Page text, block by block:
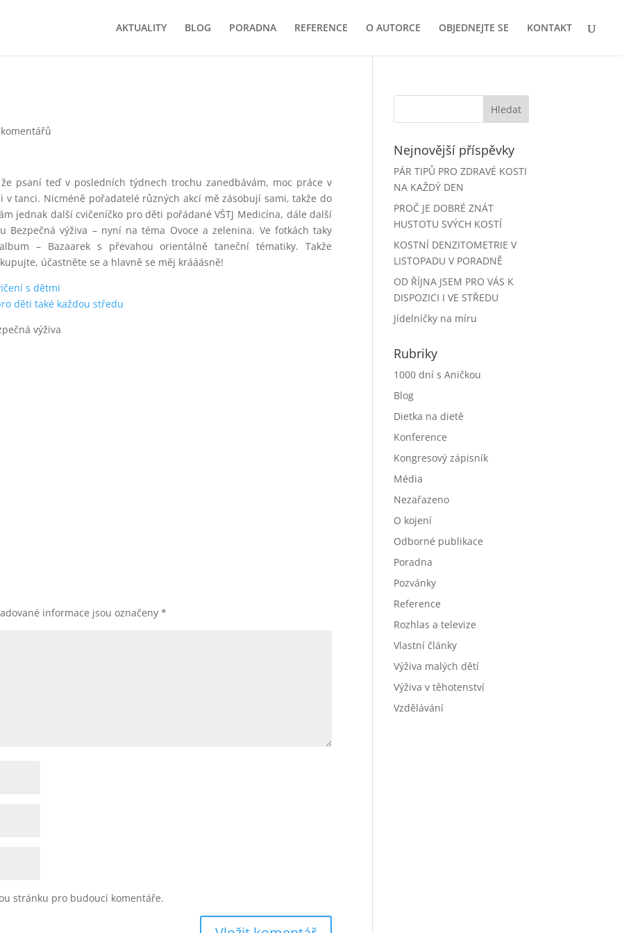
AKTUALITY BLOG PORADNA REFERENCE O AUTORCE OBJEDNEJTE SE KONTAKT
psaní teď v posledních týdnech trochu zanedbávám, moc práce v
v tanci. Nicméně pořadatelé různých akcí mě zásobují sami, takže do
jednak další cvičeníčko pro děti pořádané VŠTJ Medicína, dále další
Bezpečná výživa – nyní na téma Ovoce a zelenina. Ve fotkách taky
– Bazaarek s převahou orientálně taneční tématiky. Takže
účastněte se a hlavně se měj krááásně!
s dětmi
děti také každou středu
výživa
informace jsou označeny*
stránku pro budoucí komentáře.
Nejnovější příspěvky
PÁR TIPŮ PRO ZDRAVÉ KOSTI
NA KAŽDÝ DEN
PROČ JE DOBRÉ ZNÁT
HUSTOTU SVÝCH KOSTÍ
KOSTNÍ DENZITOMETRIE V
LISTOPADU V PORADNĚ
OD ŘÍJNA JSEM PRO VÁS K
DISPOZICI I VE STŘEDU
Jídelníčky na míru
Rubriky
1000 dní s Aničkou
Blog
Dietka na dietě
Konference
Kongresový zápisník
Média
Nezařazeno
O kojení
Odborné publikace
Poradna
Pozvánky
Reference
Rozhlas a televize
Vlastní články
Výživa malých dětí
Výživa v těhotenství
Vzdělávání